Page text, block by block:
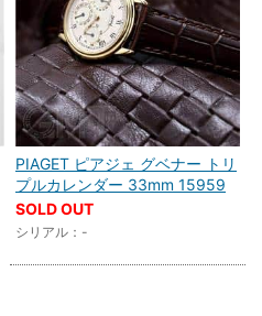
PIAGET ピアジェ グベナー トリ
プルカレンダー 33mm 15959
SOLD OUT
シリアル：-